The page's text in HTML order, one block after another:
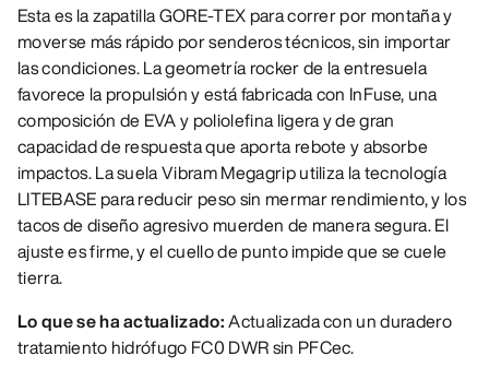
Esta es la zapatilla GORE-TEX para correr por montaña y
moverse más rápido por senderos técnicos, sin importar
las condiciones. La geometría rocker de la entresuela
favorece la propulsión y está fabricada con InFuse, una
composición de EVA y poliolefina ligera y de gran
capacidad de respuesta que aporta rebote y absorbe
impactos. La suela Vibram Megagrip utiliza la tecnología
LITEBASE para reducir peso sin mermar rendimiento, y los
tacos de diseño agresivo muerden de manera segura. El
ajuste es firme, y el cuello de punto impide que se cuele
tierra.
Lo que se ha actualizado:Actualizada con un duradero
tratamiento hidrófugo FC0 DWR sin PFCec.